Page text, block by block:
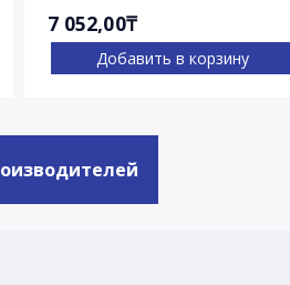
7 052,00₸
Добавить в корзину